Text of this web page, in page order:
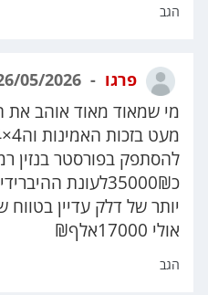
הגב
פרגו
מי שמאוד מאוד אוהב את
כ35000₪לעונת
אולי 17000אלף₪
הגב